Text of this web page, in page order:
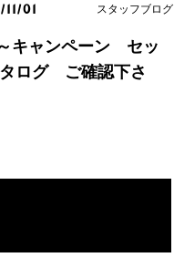
01 スタッフブログ
キャンペーン セッ
タログ ご確認下さ